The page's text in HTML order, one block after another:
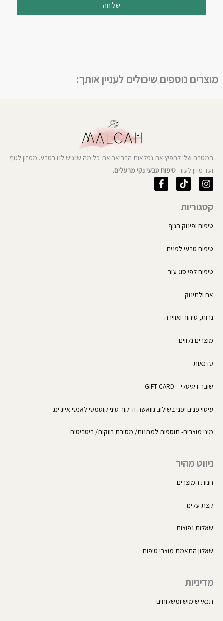
שליחה
מוצרים נוספים שיכולים לעניין אותך:
המטרה שלי להפיץ את נפלאות הבריאה את כל מה שנגיש לנו בטבע. ממזון לגוף
ועד מזון לעור. טיפוח טבעי נקי מרעלים.
I
n
t
g
m
T
i
t
k
F
a
קטגוריות
טיפוח ופינוק הגוף
טיפוח טבעי לפנים
טיפוח לפי סוג עור
אם ולתינוק
נרות, טיהור ואווירה
מוצרים נלווים
סדנאות
שובר דיגיטלי – GIFT CARD
עיסוי פנים יפני בשילוב גוואשה ודיקור סיני קוסמטי לאנטי אייג'ינג
מיני מוצרים- תוספות למתנות/ מסיבת רווקות/ ריטריטים
ניווט מהיר
חנות המוצרים
קצת עלינו
שאלות נפוצות
שאלון התאמת מוצרי טיפוח
מדיניות
תנאי שימוש ומשלוחים